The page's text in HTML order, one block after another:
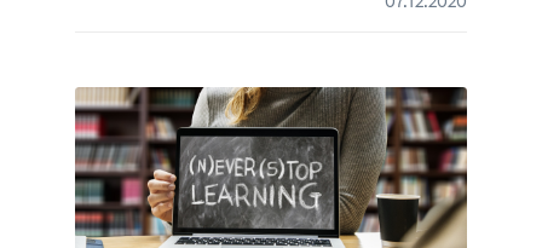
Лобойко Сергій
https://www.facebook.com/ser
hiy.loboyko/
s.v.loboyko@gmail.com